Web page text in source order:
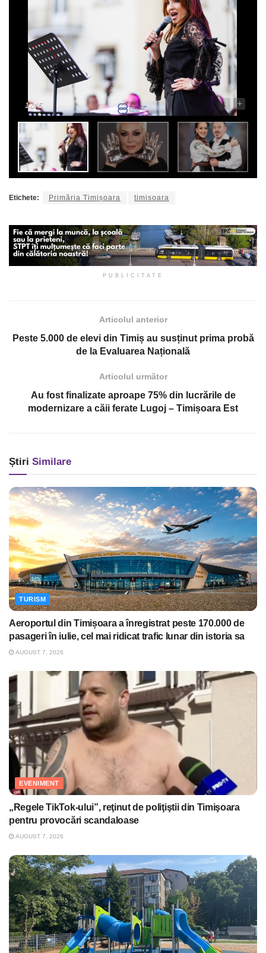
1of 5 - +
Etichete: Primăria Timișoara timisoara
PUBLICITATE
Articolul anterior
Peste 5.000 de elevi din Timiș au susținut prima probă
de la Evaluarea Națională
Articolul următor
Au fost finalizate aproape 75% din lucrările de
modernizare a căii ferate Lugoj – Timișoara Est
Știri Similare
TURISM
Aeroportul din Timișoara a înregistrat peste 170.000 de
pasageri în iulie, cel mai ridicat trafic lunar din istoria sa
AUGUST 7, 2026
EVENIMENT
„Regele TikTok-ului”, reţinut de poliţiştii din Timişoara
pentru provocări scandaloase
AUGUST 7, 2026